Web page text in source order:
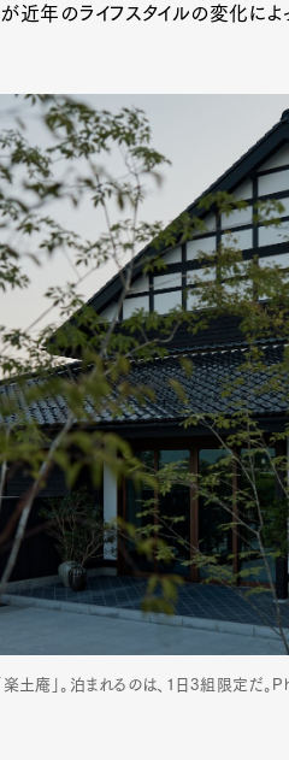
近年のライフスタイルの変化によ
楽土庵」。泊まれるのは、1日3組限定